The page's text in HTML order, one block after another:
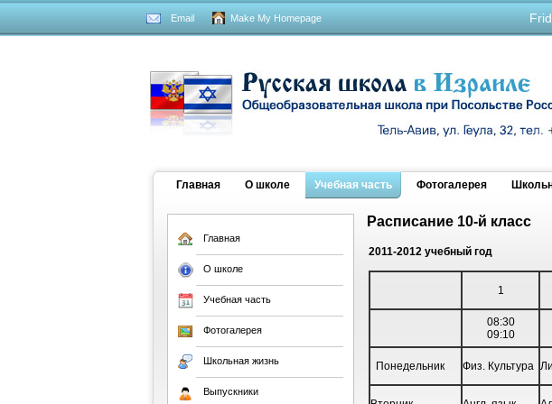
Email Make My Homepage
Главная О школе Учебная часть Фотогалерея
Главная
О школе
Учебная часть
Фотогалерея
Школьная жизнь
Выпускники
Расписание 10-й класс
2011-2012 учебный год
1
08:30
09:10
Понедельник Физ. Культура